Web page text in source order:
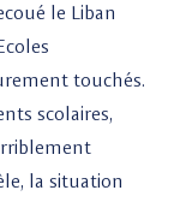
le Liban
touchés.
scolaires,
la situation